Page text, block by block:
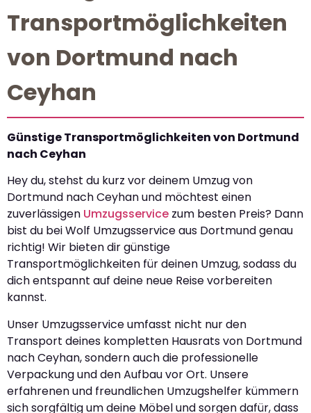
Transportmöglichkeiten
von Dortmund nach
Ceyhan
Günstige Transportmöglichkeiten von Dortmund
nach Ceyhan
Hey du, stehst du kurz vor deinem Umzug von
Dortmund nach Ceyhan und möchtest einen
zuverlässigen Umzugsservice zum besten Preis? Dann
bist du bei Wolf Umzugsservice aus Dortmund genau
richtig! Wir bieten dir günstige
Transportmöglichkeiten für deinen Umzug, sodass du
dich entspannt auf deine neue Reise vorbereiten
kannst.
Unser Umzugsservice umfasst nicht nur den
Transport deines kompletten Hausrats von Dortmund
nach Ceyhan, sondern auch die professionelle
Verpackung und den Aufbau vor Ort. Unsere
erfahrenen und freundlichen Umzugshelfer kümmern
sich sorgfältig um deine Möbel und sorgen dafür, dass